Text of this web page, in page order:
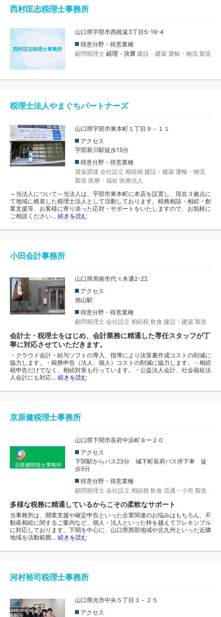
西村匡志税理士事務所
西村匡志税理士事務所
山口県宇部市西梶返3丁目5-19-4
得意分野・得意業種
顧問税理士 経理・決算 建設・建築 運輸・物流 製造
税理士法人やまぐちパートナーズ
山口県宇部市東本町１丁目９－１１
アクセス
宇部新川駅徒歩15分
得意分野・得意業種
資金調達 会社設立 相続税 建設・建築 運輸・物流
製造 医療・福祉 医療法人
～当法人について～当法人は、宇部市東本町に本店を設置し、現在３拠点に
て地域に根差した税理士法人として活動しております。税務相談・相続・創
業支援等、お客様に寄り添った応対・サポートをいたしますので、お気軽に
ご相談ください… 続きを読む
小田会計事務所
山口県周南市代々木通2-22
アクセス
徳山駅
得意分野・得意業種
顧問税理士 会社設立 相続税 飲食 建設・建築 製造
会計士・税理士をはじめ、会計業務に精通した専任スタッフが丁
寧に対応させていただきます。
・クラウド会計・給与ソフトの導入、指導により決算書作成コストの削減に
協力します。・税務申告（法人、個人）コストの削減に協力します。・相続
税申告だけでなく、相続対策も行っています。・公益法人会計、社会福祉法
人会計にも対応… 続きを読む
京原健税理士事務所
山口県下関市長府中浜町８ー２０
アクセス
下関駅からバス23分 城下町長府バス停下車 徒
歩5分
得意分野・得意業種
顧問税理士 会社設立 相続税 飲食 流通・小売 製造
多様な税務に精通しているからこその柔軟なサポート
当事務所は、開業支援や確定申告といった企業関連のお悩みはもちろん、不
動産相続に関するご案内など、個人・法人といった枠を越えてフレキシブル
に対応しております。下関を中心に、山口県西部地域や北九州といった近隣
地域を活動範囲… 続きを読む
河村裕司税理士事務所
山口県光市中央５丁目３－２５
アクセス